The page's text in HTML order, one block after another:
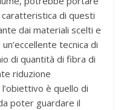
caratteristica di questi
dai materiali scelti e
tecnica di
di quantità di fibra di
riduzione
è quello di
poter guardare il